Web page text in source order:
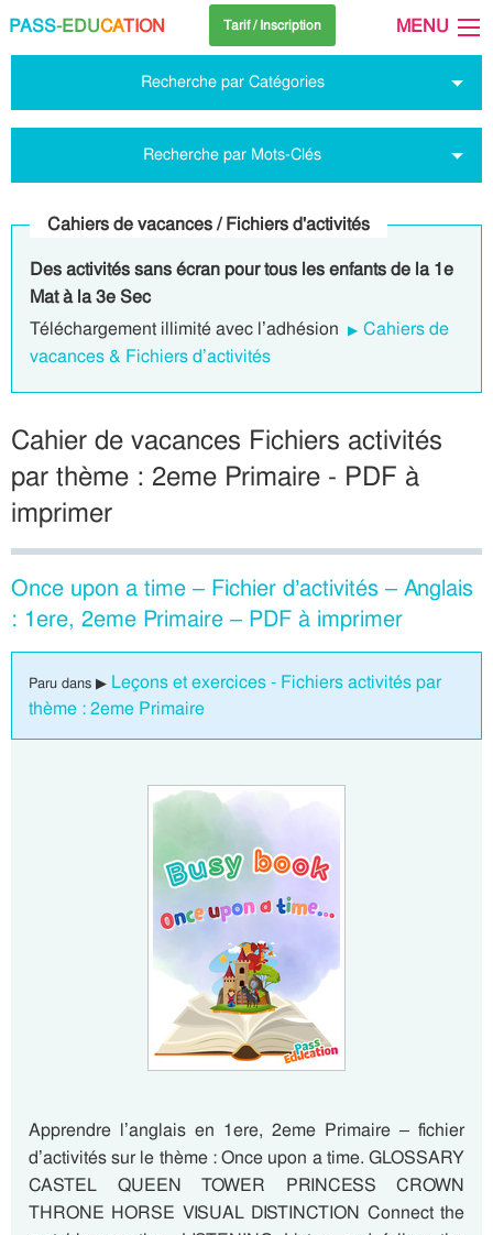
PASS-EDUCATION Tarif / Inscription MENU
Recherche par Catégories
Recherche par Mots-Clés
Cahiers de vacances / Fichiers d'activités
Des activités sans écran pour tous les enfants de la 1e
Mat à la 3e Sec
Téléchargement illimité avec l’adhésion
Cahiers de
vacances & Fichiers d’activités
Cahier de vacances Fichiers activités
par thème : 2eme Primaire - PDF à
imprimer
Once upon a time – Fichier d’activités – Anglais
: 1ere, 2eme Primaire – PDF à imprimer
Paru dans ▶ Leçons et exercices - Fichiers activités par
thème : 2eme Primaire
Apprendre l’anglais en 1ere, 2eme Primaire – fichier
d’activités sur le thème : Once upon a time. GLOSSARY
CASTEL QUEEN TOWER PRINCESS CROWN
THRONE HORSE VISUAL DISTINCTION Connect the